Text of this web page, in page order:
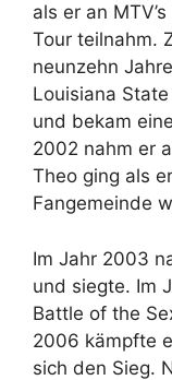
als er an
Tour teilnahm.
neunzehn
Louisiana
und bekam
2002 nahm er
Theo ging als
Fangemeinde
Im Jahr 2003
und siegte. Im
Battle of the
2006 kämpfte
sich den Sieg.